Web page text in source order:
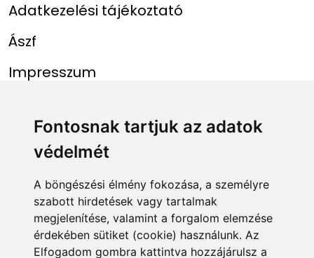
Fontosnak tartjuk az adatok
védelmét
A böngészési élmény fokozása, a személyre
szabott hirdetések vagy tartalmak
megjelenítése, valamint a forgalom elemzése
érdekében sütiket (cookie) használunk. Az
Elfogadom gombra kattintva hozzájárulsz a
Adatkezelési tájékoztató
Ászf
Impresszum
Menü
Főoldal
Rekordlista
Abszolút rekordlista
Rekord bejelentése
Linkek
mohosz.hu
horgaszjegy.hu